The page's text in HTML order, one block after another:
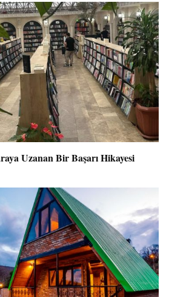
Uzanan Bir Başarı Hikayesi